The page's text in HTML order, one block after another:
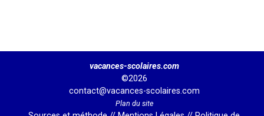
vacances-scolaires.com
©2026
contact@vacances-scolaires.com
Plan du site